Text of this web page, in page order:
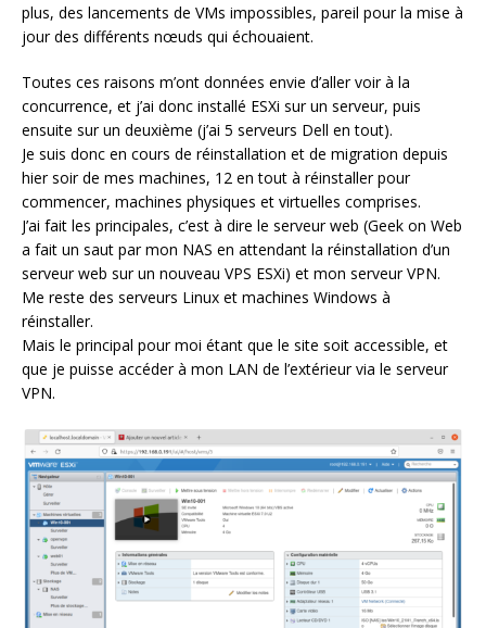
plus, des lancements de VMs impossibles, pareil pour la mise à
jour des différents nœuds qui échouaient.
Toutes ces raisons m’ont données envie d’aller voir à la
concurrence, et j’ai donc installé ESXi sur un serveur, puis
ensuite sur un deuxième (j’ai 5 serveurs Dell en tout).
Je suis donc en cours de réinstallation et de migration depuis
hier soir de mes machines, 12 en tout à réinstaller pour
commencer, machines physiques et virtuelles comprises.
J’ai fait les principales, c’est à dire le serveur web (Geek on Web
a fait un saut par mon NAS en attendant la réinstallation d’un
serveur web sur un nouveau VPS ESXi) et mon serveur VPN.
Me reste des serveurs Linux et machines Windows à
réinstaller.
Mais le principal pour moi étant que le site soit accessible, et
que je puisse accéder à mon LAN de l’extérieur via le serveur
VPN.